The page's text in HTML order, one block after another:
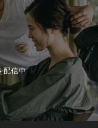
配信中